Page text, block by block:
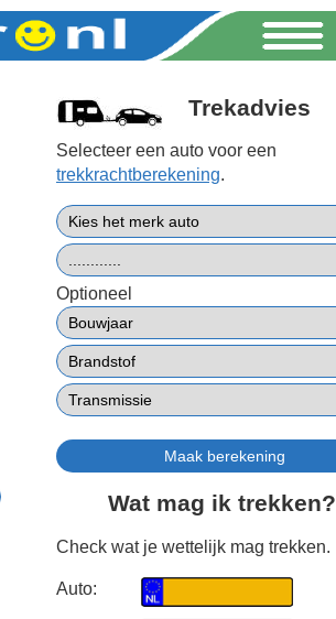
Trekadvies
Selecteer een auto voor een
trekkrachtberekening.
Optioneel
Wat mag ik trekken?
Check wat je wettelijk mag trekken.
Auto: